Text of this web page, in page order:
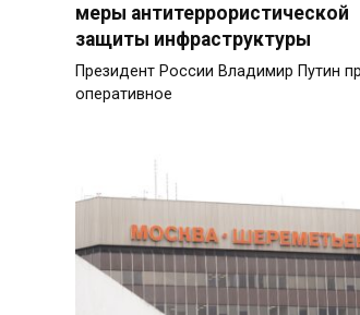
меры антитеррористической
защиты инфраструктуры
Президент России Владимир Путин
оперативное